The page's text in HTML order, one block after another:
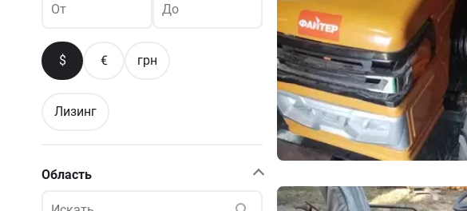
От До
$ € грн
Лизинг
Область